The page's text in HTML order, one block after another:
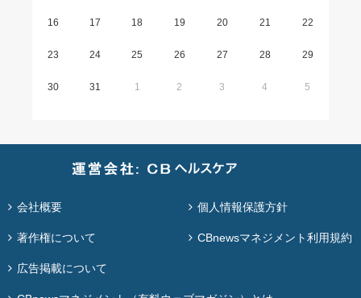
16 17 18 19 20 21 22
23 24 25 26 27 28 29
30 31 1 2 3 4 5
会社概要 個人情報保護方針
著作権について CBnewsマネジメント利用規約
広告掲載について